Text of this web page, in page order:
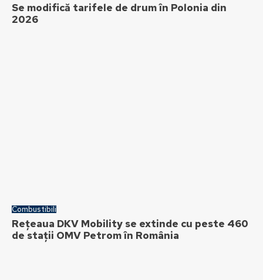
Se modifică tarifele de drum în Polonia din
2026
Combustibili
Rețeaua DKV Mobility se extinde cu peste 460
de stații OMV Petrom în România